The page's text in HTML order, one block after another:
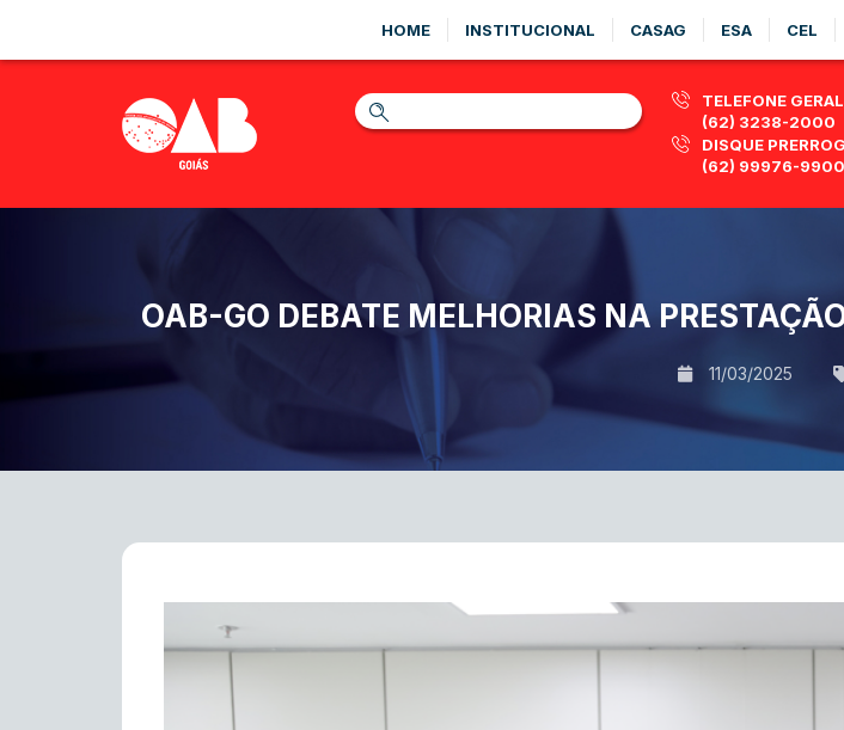
HOME INSTITUCIONAL CASAG ESA CEL
TELEFONE GERAL
(62) 3238-2000
DISQUE
(62) 99976-9900
OAB-GO DEBATE MELHORIAS NA
11/03/2025